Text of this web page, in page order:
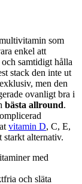
som
enkel att
samtidigt hålla
stack den inte ut
men den
ovanligt bra i
bästa allround.
vitamin D, C, E,
alternativ.
och släta